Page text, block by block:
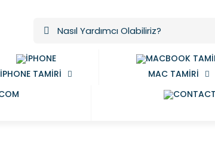
IPHONE TAMIRI MAC TAMIRI